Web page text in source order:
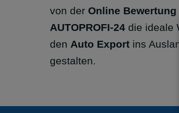
von der Online Bewertung
AUTOPROFI-24 die ideale
den Auto Export ins
gestalten.